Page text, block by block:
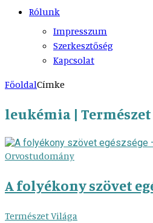
Rólunk
Impresszum
Szerkesztőség
Kapcsolat
FőoldalCímke
leukémia |
Orvostudomány
A folyékony szövet
Természet Világa